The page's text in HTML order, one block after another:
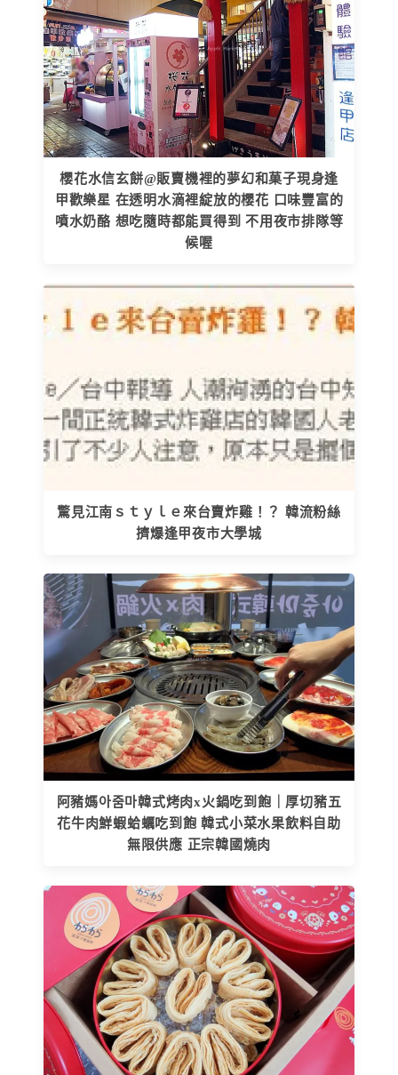
櫻花水信玄餅@販賣機裡的夢幻和菓子現身逢
甲歡樂星 在透明水滴裡綻放的櫻花 口味豐富的
噴水奶酪 想吃隨時都能買得到 不用夜市排隊等
候喔
驚見江南ｓｔｙｌｅ來台賣炸雞！？ 韓流粉絲
擠爆逢甲夜市大學城
阿豬媽아줌마韓式烤肉x火鍋吃到飽｜厚切豬五
花牛肉鮮蝦蛤蠣吃到飽 韓式小菜水果飲料自助
無限供應 正宗韓國燒肉